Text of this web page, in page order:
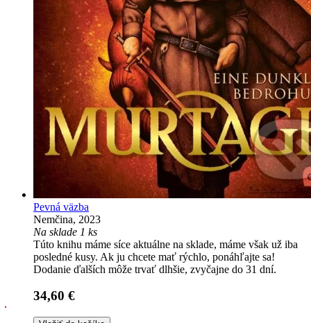
Pevná väzba
Nemčina, 2023
Na sklade 1 ks
Túto knihu máme síce aktuálne na sklade, máme však už iba
posledné kusy. Ak ju chcete mať rýchlo, ponáhľajte sa!
Dodanie ďalších môže trvať dlhšie, zvyčajne do 31 dní.
34,60 €